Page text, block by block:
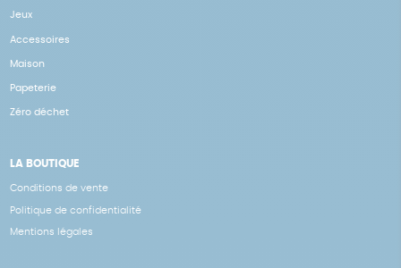
Jeux
Accessoires
Maison
Papeterie
Zéro déchet
LA BOUTIQUE
Conditions de vente
Politique de confidentialité
Mentions légales